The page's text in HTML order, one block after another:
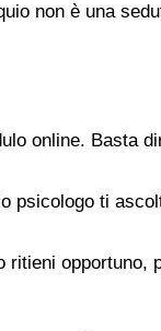
non è una
online. Basta
ti